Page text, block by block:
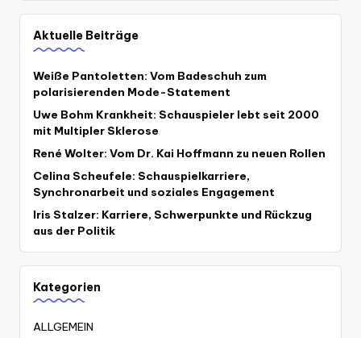
Aktuelle Beiträge
Weiße Pantoletten: Vom Badeschuh zum
polarisierenden Mode-Statement
Uwe Bohm Krankheit: Schauspieler lebt seit 2000
mit Multipler Sklerose
René Wolter: Vom Dr. Kai Hoffmann zu neuen Rollen
Celina Scheufele: Schauspielkarriere,
Synchronarbeit und soziales Engagement
Iris Stalzer: Karriere, Schwerpunkte und Rückzug
aus der Politik
Kategorien
ALLGEMEIN